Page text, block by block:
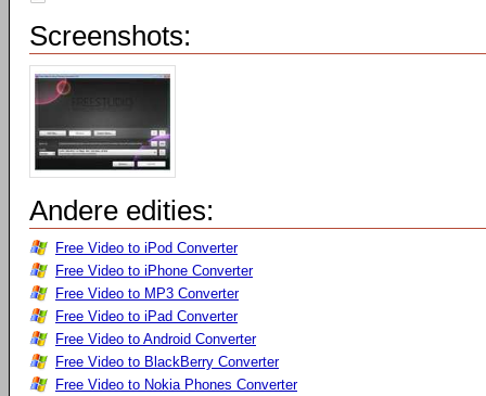
Screenshots:
Andere edities:
Free Video to iPod Converter
Free Video to iPhone Converter
Free Video to MP3 Converter
Free Video to iPad Converter
Free Video to Android Converter
Free Video to BlackBerry Converter
Free Video to Nokia Phones Converter